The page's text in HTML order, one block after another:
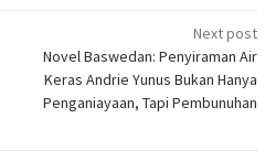
Next post
Novel Baswedan: Penyiraman Air
Keras Andrie Yunus Bukan Hanya
Penganiayaan, Tapi Pembunuhan